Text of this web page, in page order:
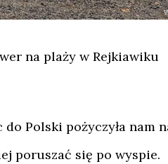
na plaży w Rejkiawiku
Polski pożyczyła nam
poruszać się po wyspie.